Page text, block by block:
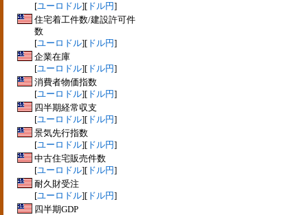
[ユーロドル][ ドル円]
住宅着工件数/建設許可件
数
[ユーロドル][ ドル円]
企業在庫
[ユーロドル][ ドル円]
消費者物価指数
[ユーロドル][ ドル円]
四半期経常収支
[ユーロドル][ ドル円]
景気先行指数
[ユーロドル][ ドル円]
中古住宅販売件数
[ユーロドル][ ドル円]
耐久財受注
[ユーロドル][ ドル円]
四半期GDP